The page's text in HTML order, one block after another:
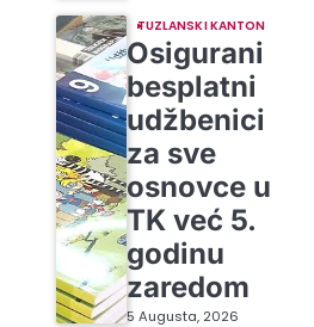
TUZLANSKI KANTON
Osigurani
besplatni
udžbenici
za sve
osnovce u
TK već 5.
godinu
zaredom
5 Augusta, 2026